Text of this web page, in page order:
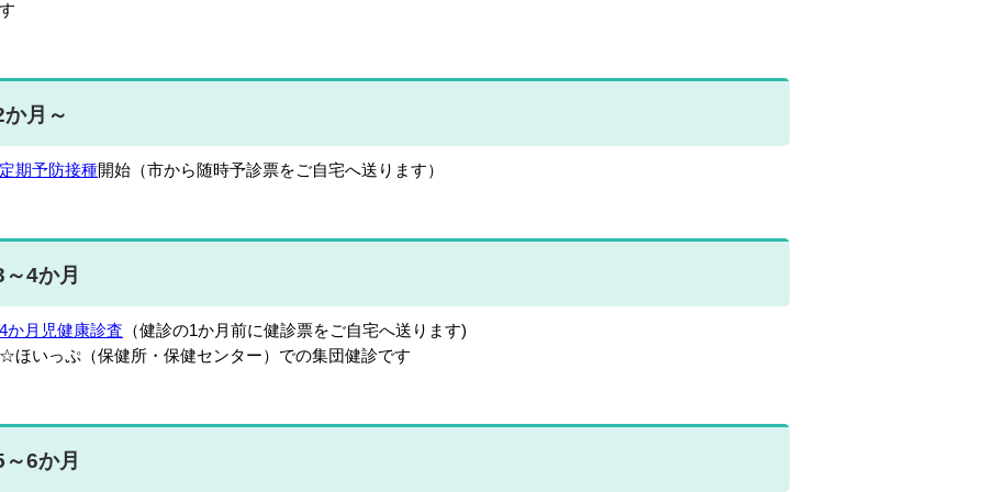
か月～
定期予防接種開始（市から随時予診票をご自宅へ送ります）
～4か月
4か月児健康診査 （健診の1か月前に健診票をご自宅へ送ります)
いっぷ（保健所・保健センター）での集団健診です
～6か月